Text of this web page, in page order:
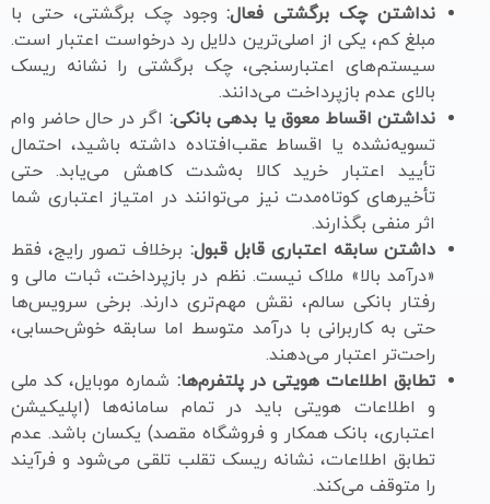
نداشتن چک برگشتی فعال:وجود چک برگشتی، حتی با
مبلغ کم، یکی از اصلی‌ترین دلایل رد درخواست اعتبار است.
سیستم‌های اعتبارسنجی، چک برگشتی را نشانه ریسک
بالای عدم بازپرداخت می‌دانند.
نداشتن اقساط معوق یا بدهی بانکی: اگر در حال حاضر وام
تسویه‌نشده یا اقساط عقب‌افتاده داشته باشید، احتمال
تأیید اعتبار خرید کالا به‌شدت کاهش می‌یابد. حتی
تأخیرهای کوتاه‌مدت نیز می‌توانند در امتیاز اعتباری شما
اثر منفی بگذارند.
داشتن سابقه اعتباری قابل قبول: برخلاف تصور رایج، فقط
«درآمد بالا» ملاک نیست. نظم در بازپرداخت، ثبات مالی و
رفتار بانکی سالم، نقش مهم‌تری دارند. برخی سرویس‌ها
حتی به کاربرانی با درآمد متوسط اما سابقه خوش‌حسابی،
راحت‌تر اعتبار می‌دهند.
تطابق اطلاعات هویتی در پلتفرم‌ها: شماره موبایل، کد ملی
و اطلاعات هویتی باید در تمام سامانه‌ها (اپلیکیشن
اعتباری، بانک همکار و فروشگاه مقصد) یکسان باشد. عدم
تطابق اطلاعات، نشانه ریسک تقلب تلقی می‌شود و فرآیند
را متوقف می‌کند.